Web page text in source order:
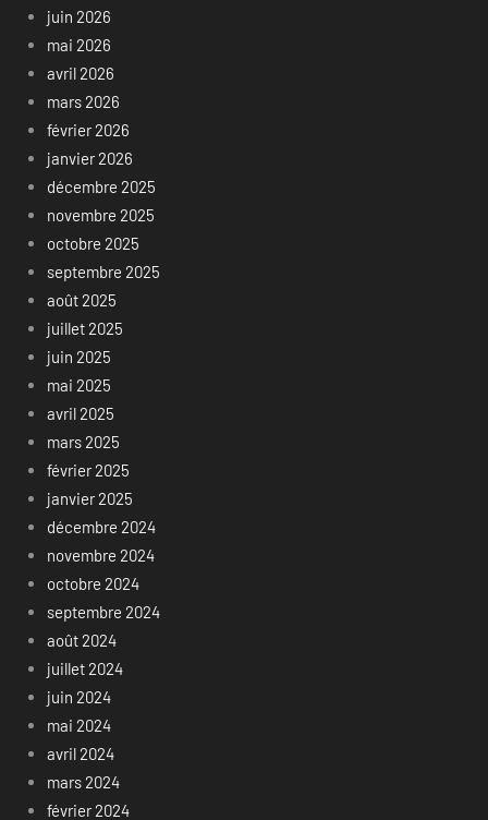
juin 2026
mai 2026
avril 2026
mars 2026
février 2026
janvier 2026
décembre 2025
novembre 2025
octobre 2025
septembre 2025
août 2025
juillet 2025
juin 2025
mai 2025
avril 2025
mars 2025
février 2025
janvier 2025
décembre 2024
novembre 2024
octobre 2024
septembre 2024
août 2024
juillet 2024
juin 2024
mai 2024
avril 2024
mars 2024
février 2024